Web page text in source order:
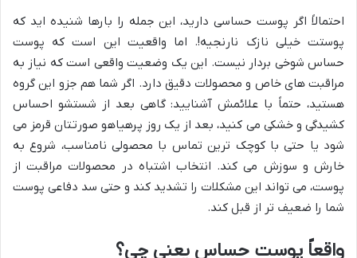
احتمالاً اگر پوست حساسی دارید، این جمله را بارها شنیده اید که
پوستت خیلی نازک نارنجیه!. اما واقعیت این است که پوست
حساس شوخی بردار نیست. این یک وضعیت واقعی است که نیاز به
مراقبت های خاص و محصولات دقیق دارد. اگر شما هم جزو این گروه
هستید، حتماً با علائمش آشنایید: گاهی بعد از شستشو احساس
کشیدگی و خشکی می کنید، بعد از یک روز پرهیاهو صورتتان قرمز می
شود یا حتی با کوچک ترین تماس با محصولی نامناسب، شروع به
خارش و سوزش می کند. انتخاب اشتباه در محصولات مراقبت از
پوست، می تواند این مشکلات را تشدید کند و حتی سد دفاعی پوست
شما را ضعیف تر از قبل کند.
واقعاً پوست حساس یعنی چی؟